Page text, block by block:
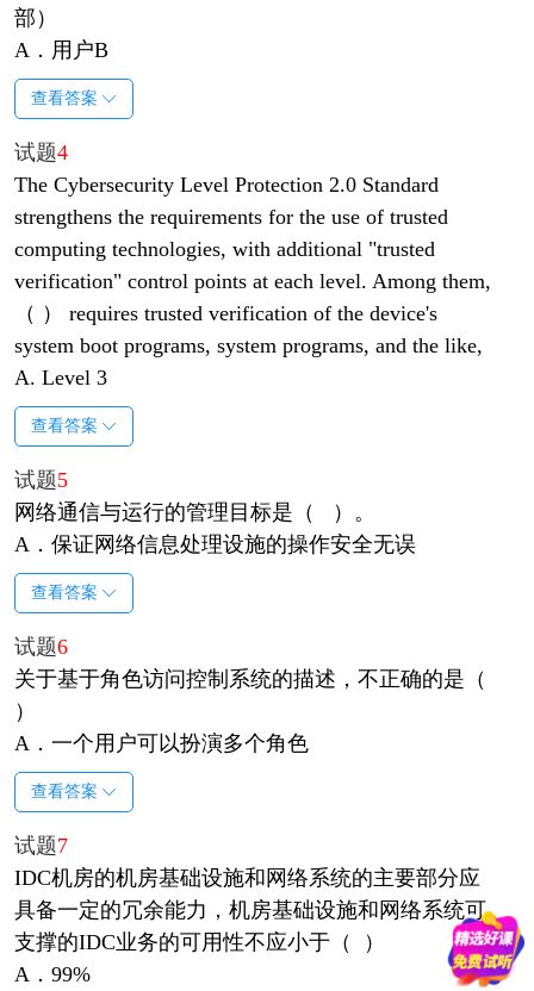
部）
A．用户B
查看答案
试题4
The Cybersecurity Level Protection 2.0 Standard
strengthens the requirements for the use of trusted
computing technologies, with additional "trusted
verification" control points at each level. Among them,
（ ） requires trusted verification of the device's
system boot programs, system programs, and the like,
A. Level 3
查看答案
试题5
网络通信与运行的管理目标是（ ）。
A．保证网络信息处理设施的操作安全无误
查看答案
试题6
关于基于角色访问控制系统的描述，不正确的是（
）
A．一个用户可以扮演多个角色
查看答案
试题7
IDC机房的机房基础设施和网络系统的主要部分应
具备一定的冗余能力，机房基础设施和网络系统可
支撑的IDC业务的可用性不应小于（ ）
A．99%